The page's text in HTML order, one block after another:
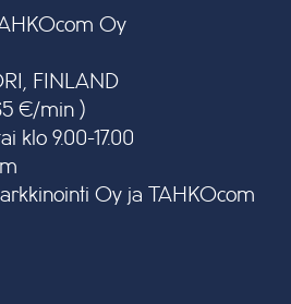
Oy
FINLAND
€/min )
klo 9.00-17.00
Oy ja TAHKOcom